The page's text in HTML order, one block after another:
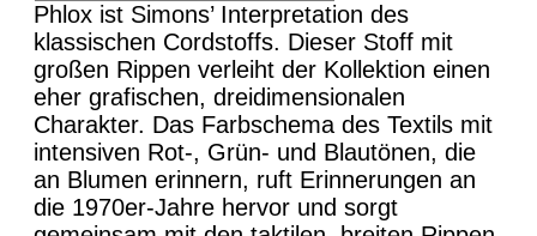
Phlox ist Simons’ Interpretation des
klassischen Cordstoffs. Dieser Stoff mit
großen Rippen verleiht der Kollektion einen
eher grafischen, dreidimensionalen
Charakter. Das Farbschema des Textils mit
intensiven Rot-, Grün- und Blautönen, die
an Blumen erinnern, ruft Erinnerungen an
die 1970er-Jahre hervor und sorgt